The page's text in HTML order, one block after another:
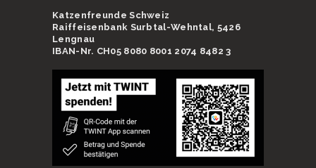
Katzenfreunde Schweiz
Raiffeisenbank Surbtal-Wehntal, 5426
Lengnau
IBAN-Nr. CH05 8080 8001 2074 8482 3